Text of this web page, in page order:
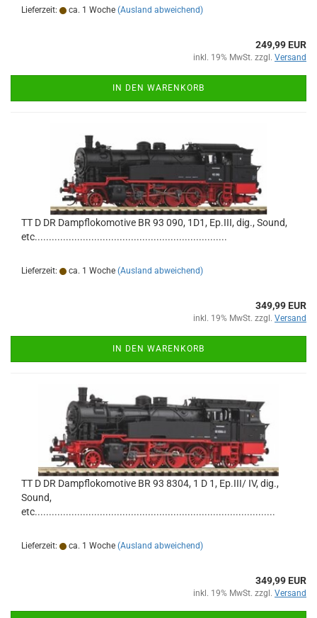
Lieferzeit: ca. 1 Woche (Ausland abweichend)
249,99 EUR
inkl. 19% MwSt. zzgl. Versand
IN DEN WARENKORB
TT D DR Dampflokomotive BR 93 090, 1D1, Ep.III, dig., Sound,
etc....................................................................
Lieferzeit: ca. 1 Woche (Ausland abweichend)
349,99 EUR
inkl. 19% MwSt. zzgl. Versand
IN DEN WARENKORB
TT D DR Dampflokomotive BR 93 8304, 1 D 1, Ep.III/ IV, dig.,
Sound,
etc.....................................................................................
Lieferzeit: ca. 1 Woche (Ausland abweichend)
349,99 EUR
inkl. 19% MwSt. zzgl. Versand